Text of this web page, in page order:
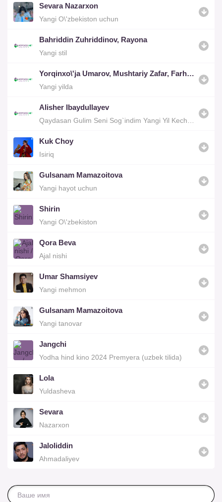
Sevara Nazarxon
Yangi O\'zbekiston uchun
Bahriddin Zuhriddinov, Rayona
Yangi stil
Yorqinxo\'ja Umarov, Mushtariy Zafar, Farhod Sulaymon, Shirin Mamatova
Yangi yilda
Alisher Ibaydullayev
Kuk Choy
Isiriq
Gulsanam Mamazoitova
Yangi hayot uchun
Shirin
Yangi O\'zbekiston
Qora Beva
Ajal nishi
Umar Shamsiyev
Yangi mehmon
Gulsanam Mamazoitova
Yangi tanovar
Jangchi
Yodha hind kino 2024 Premyera (uzbek tilida)
Lola
Yuldasheva
Sevara
Nazarxon
Jaloliddin
Ahmadaliyev